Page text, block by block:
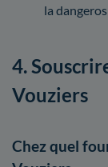
la
4.
Vouziers
Chez quel